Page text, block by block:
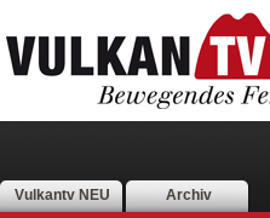
Vulkantv NEU Archiv